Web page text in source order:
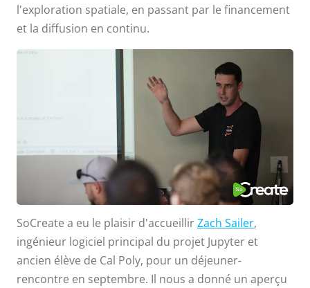
l'exploration spatiale, en passant par le financement
et la diffusion en continu.
SoCreate a eu le plaisir d'accueillirZach Sailer,
ingénieur logiciel principal du projet Jupyter et
ancien élève de Cal Poly, pour un déjeuner-
rencontre en septembre. Il nous a donné un aperçu